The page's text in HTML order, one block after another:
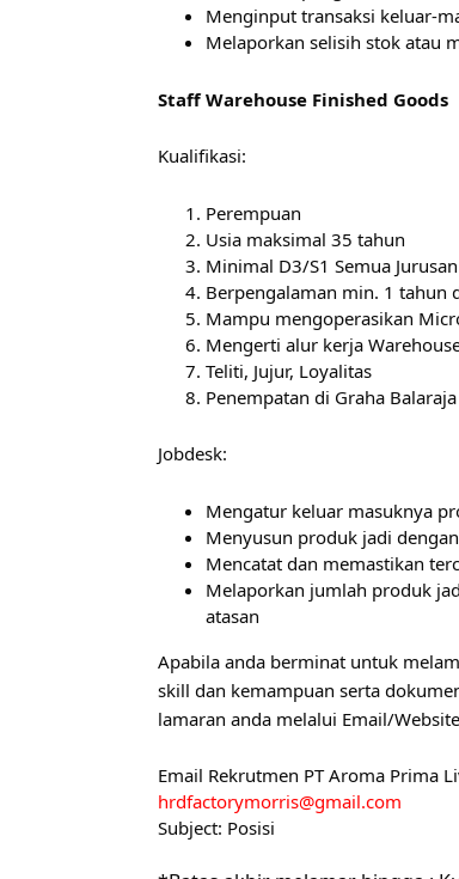
Menginput transaksi keluar-
Melaporkan selisih stok atau
Staff Warehouse Finished Goods
Kualifikasi:
Perempuan
Usia maksimal 35 tahun
Minimal D3/S1 Semua Jurusan
Berpengalaman min. 1 tahun
Mampu mengoperasikan
Mengerti alur kerja
Teliti, Jujur, Loyalitas
Penempatan di Graha Balaraja
Jobdesk:
Mengatur keluar masuknya
Menyusun produk jadi
Mencatat dan memastikan
Melaporkan jumlah produk
atasan
Apabila anda berminat untuk
skill dan kemampuan serta
lamaran anda melalui Email/
Email Rekrutmen PT Aroma Prima
hrdfactorymorris@gmail.com
Subject: Posisi